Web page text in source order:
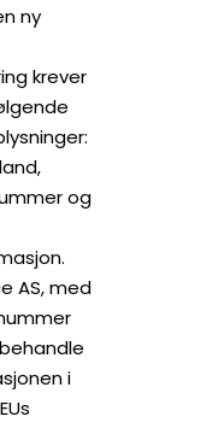
ny
krever
og
AS, med
behandle
i